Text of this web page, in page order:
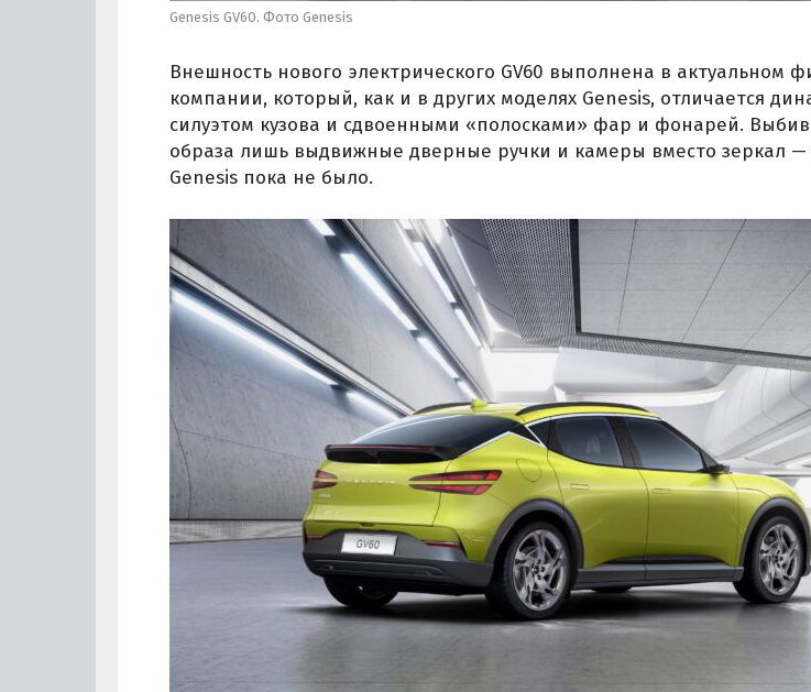
Genesis GV60. Фото Genesis
Внешность нового электрического GV60 выполнена в актуальном
компании, который, как и в других моделях Genesis, отличается
силуэтом кузова и сдвоенными «полосками» фар и фонарей.
образа лишь выдвижные дверные ручки и камеры вместо зеркал —
Genesis пока не было.